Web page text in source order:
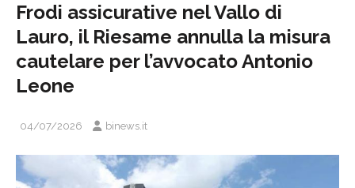
Frodi assicurative nel Vallo di
Lauro, il Riesame annulla la misura
cautelare per l’avvocato Antonio
Leone
04/07/2026 binews.it